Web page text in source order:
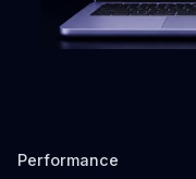
Performance